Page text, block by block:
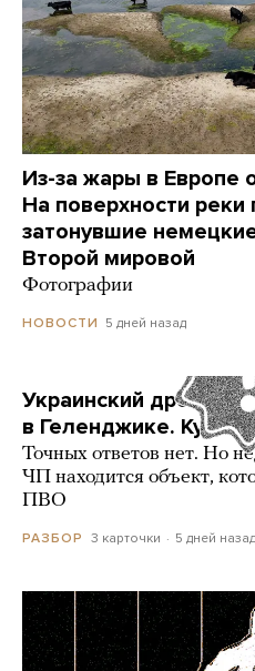
Из-за жары в Европе
На поверхности реки
затонувшие
Второй мировой
Фотографии
НОВОСТИ 5 дней назад
Украинский дрон
в Геленджике. Куда
Точных ответов нет. Но
ЧП находится объект,
ПВО
РАЗБОР 3 карточки 5 дней назад